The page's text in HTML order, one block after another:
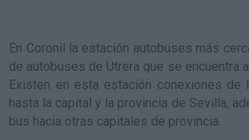
En Coronil la estación autobuses más
de autobuses de Utrera que se encuentra
Existen en esta estación conexiones de
hasta la capital y la provincia de Sevilla,
bus hacia otras capitales de provincia.